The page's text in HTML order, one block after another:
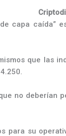
capa caída”
que las
no deberían
para su